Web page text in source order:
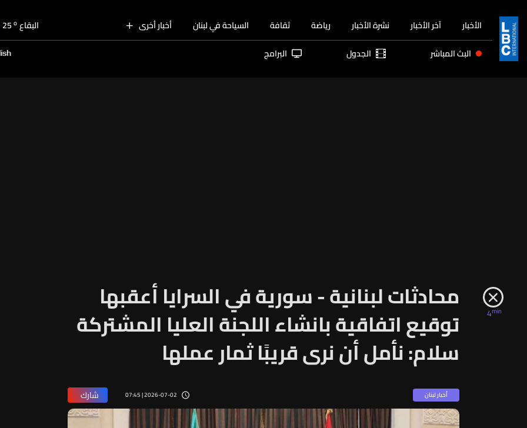
الأخبار آخر الأخبار نشرة الأخبار رياضة ثقافة السياحة في لبنان أخبار أخرى البقاع 25 o
الجنوب 27o
28 البث المباشر الجدول البرامج
4min محادثات لبنانية - سورية في السرايا أعقبها
توقيع اتفاقية بانشاء اللجنة العليا المشتركة
سلام: نأمل أن نرى قريبًا ثمار عملها
أخبار لبنان 2026-07-02 | 07:45 شارك